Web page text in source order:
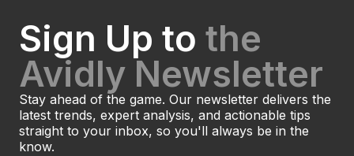
Sign Up to the
Avidly Newsletter
Stay ahead of the game. Our newsletter delivers the
latest trends, expert analysis, and actionable tips
straight to your inbox, so you'll always be in the
know.